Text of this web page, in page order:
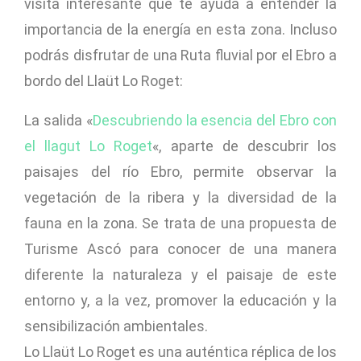
visita interesante que te ayuda a entender la
importancia de la energía en esta zona. Incluso
podrás disfrutar de una Ruta fluvial por el Ebro a
bordo del Llaüt Lo Roget:
La salida «Descubriendo la esencia del Ebro con
el llagut Lo Roget«, aparte de descubrir los
paisajes del río Ebro, permite observar la
vegetación de la ribera y la diversidad de la
fauna en la zona. Se trata de una propuesta de
Turisme Ascó para conocer de una manera
diferente la naturaleza y el paisaje de este
entorno y, a la vez, promover la educación y la
sensibilización ambientales.
Lo Llaüt Lo Roget es una auténtica réplica de los